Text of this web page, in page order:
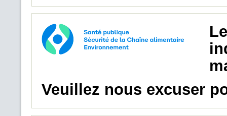
Veuillez nous excuser